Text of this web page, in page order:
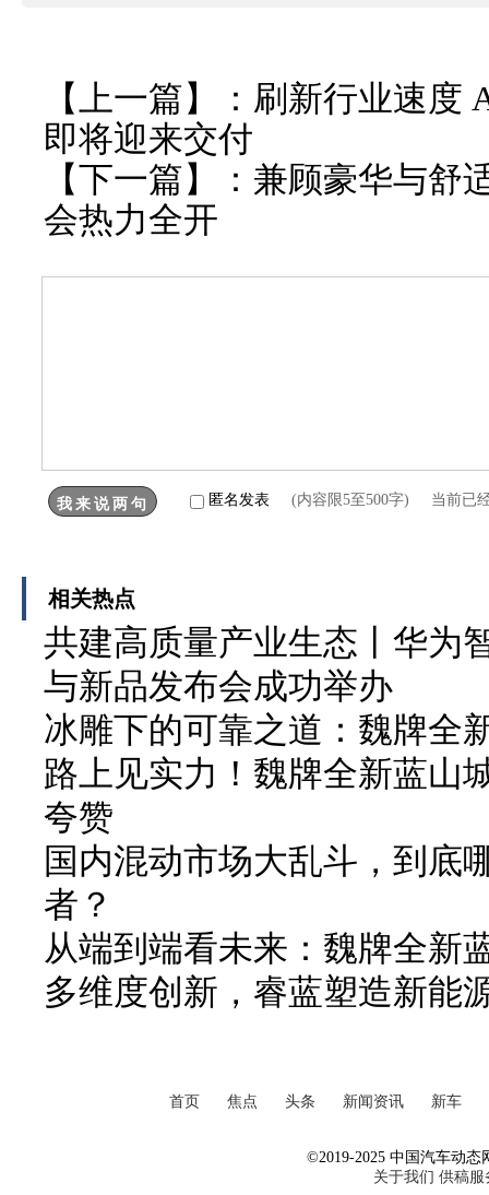
【上一篇】： 刷新行业速度
即将迎来交付
【下一篇】： 兼顾豪华与舒
会热力全开
匿名发表 (内容限5至500字) 当前已
相关热点
共建高质量产业生态丨华为
与新品发布会成功举办
冰雕下的可靠之道：魏牌全
路上见实力！魏牌全新蓝山
夸赞
国内混动市场大乱斗，到底
者？
从端到端看未来：魏牌全新
多维度创新，睿蓝塑造新能
首页 焦点 头条 新闻资讯 新车
©2019-2025 中国汽车动态
关于我们 供稿服